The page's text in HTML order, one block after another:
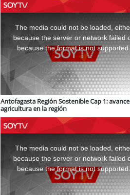
window.
The media could not be loaded,
because the server or network failed
because the format is not supported.
Antofagasta Región Sostenible Cap 1:
agricultura en la región
window.
The media could not be loaded,
because the server or network failed
because the format is not supported.